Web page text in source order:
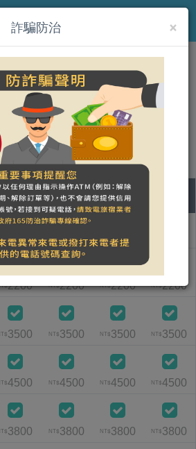
MENU
森林鄉村民宿
營登名稱：
民宿 苗栗縣246號
10
月
11
火
水
2200 NT$2200 NT$2200 NT$2200
3500 NT$ 3500 NT$ 3500 NT$ 3500
4500 NT$4500 NT$4500 NT$4500
3800 NT$ 3800 NT$ 3800 NT$ 3800
×
詐騙防治